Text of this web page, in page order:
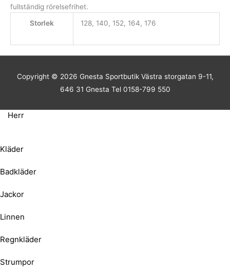
fullständig rörelsefrihet.
Storlek
128, 140, 152, 164, 176
Copyright © 2026 Gnesta SportbutikVästra storgatan 9-11,
646 31 Gnesta Tel 0158-799 550
Herr
Kläder
Badkläder
Jackor
Linnen
Regnkläder
Strumpor